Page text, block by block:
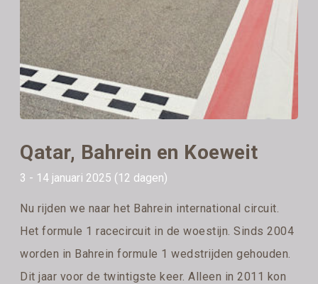
Qatar, Bahrein en Koeweit
3 - 14 januari 2025 (12 dagen)
Nu rijden we naar het Bahrein international circuit.
Het formule 1 racecircuit in de woestijn. Sinds 2004
worden in Bahrein formule 1 wedstrijden gehouden.
Dit jaar voor de twintigste keer. Alleen in 2011 kon